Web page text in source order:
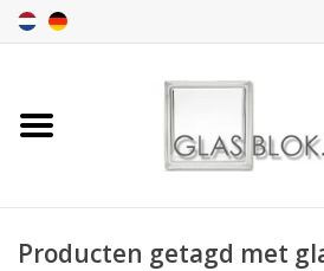
Home
DESIGN COLLECTION
Producten getagd met